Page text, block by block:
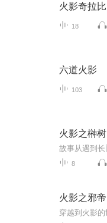
火影奇拉比
18
六道火影
103
火影之榊树
8
火影之邪帝